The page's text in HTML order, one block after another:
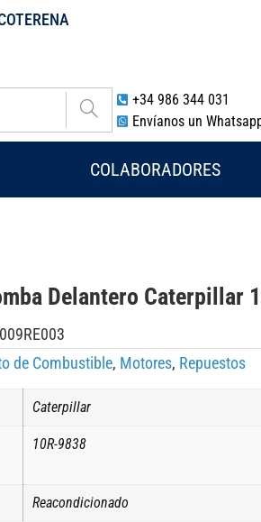
+34 986 344 031
Envíanos un
COLABORADORES
Delantero Caterpillar
de Combustible, Motores, Repuestos
Caterpillar
10R-9838
Reacondicionado